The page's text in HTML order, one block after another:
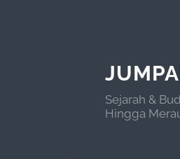
Sejarah &
Hingga